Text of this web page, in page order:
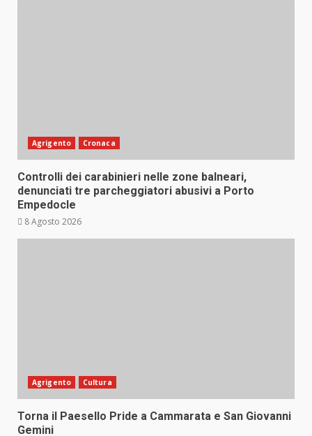
Agrigento Cronaca
Controlli dei carabinieri nelle zone balneari,
denunciati tre parcheggiatori abusivi a Porto
Empedocle
8 Agosto 2026
Agrigento Cultura
Torna il Paesello Pride a Cammarata e San Giovanni
Gemini